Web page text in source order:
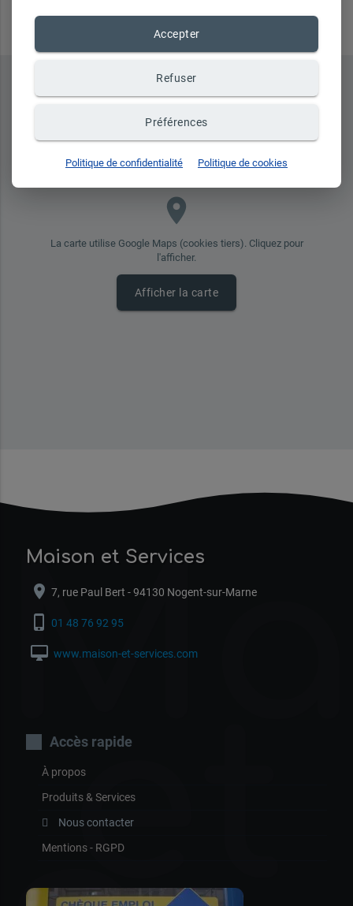
place
La carte utilise Google Maps (cookies tiers). Cliquez pour
l'afficher.
Afficher la carte
et
Maison et Services
location_on 7, rue Paul Bert - 94130 Nogent-sur-Marne
phone_iphone 01 48 76 92 95
desktop_mac www.maison-et-services.com
Accès rapide
À propos
Produits & Services
Nous contacter
Mentions - RGPD
Accepter
Refuser
Préférences
Politique de confidentialité Politique de cookies